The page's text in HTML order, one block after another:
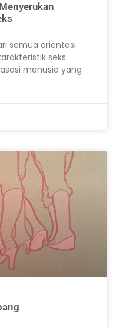
semua orientasi
seks
manusia yang